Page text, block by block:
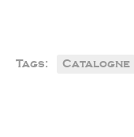
Tags: Catalogne